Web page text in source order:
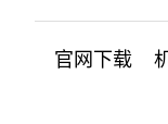
官网下载